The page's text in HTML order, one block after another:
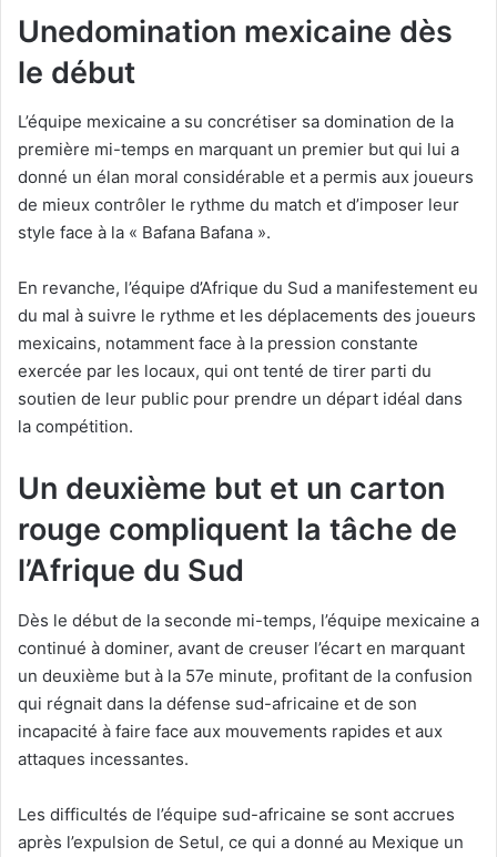
Unedomination mexicaine dès
le début
L’équipe mexicaine a su concrétiser sa domination de la
première mi-temps en marquant un premier but qui lui a
donné un élan moral considérable et a permis aux joueurs
de mieux contrôler le rythme du match et d’imposer leur
style face à la « Bafana Bafana ».
En revanche, l’équipe d’Afrique du Sud a manifestement eu
du mal à suivre le rythme et les déplacements des joueurs
mexicains, notamment face à la pression constante
exercée par les locaux, qui ont tenté de tirer parti du
soutien de leur public pour prendre un départ idéal dans
la compétition.
Un deuxième but et un carton
rouge compliquent la tâche de
l’Afrique du Sud
Dès le début de la seconde mi-temps, l’équipe mexicaine a
continué à dominer, avant de creuser l’écart en marquant
un deuxième but à la 57e minute, profitant de la confusion
qui régnait dans la défense sud-africaine et de son
incapacité à faire face aux mouvements rapides et aux
attaques incessantes.
Les difficultés de l’équipe sud-africaine se sont accrues
après l’expulsion de Setul, ce qui a donné au Mexique un